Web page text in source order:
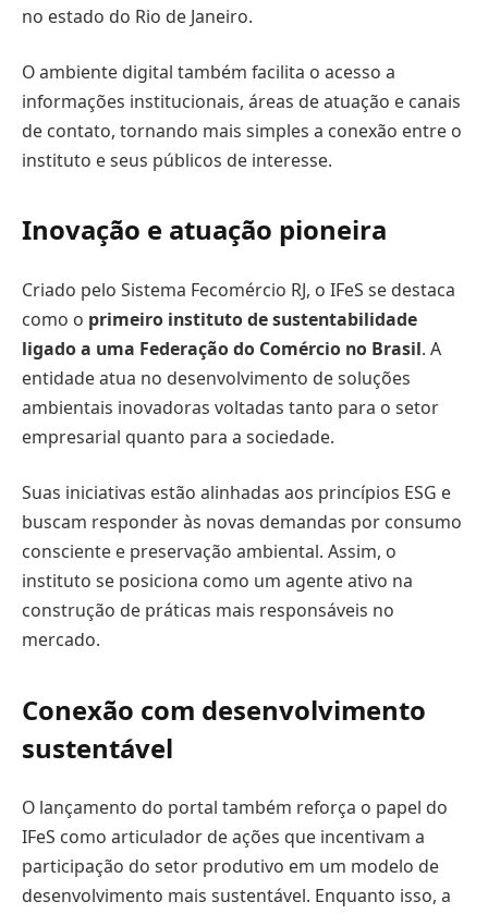
no estado do Rio de Janeiro.
O ambiente digital também facilita o acesso a
informações institucionais, áreas de atuação e canais
de contato, tornando mais simples a conexão entre o
instituto e seus públicos de interesse.
Inovação e atuação pioneira
Criado pelo Sistema Fecomércio RJ, o IFeS se destaca
como o primeiro instituto de sustentabilidade
ligado a uma Federação do Comércio no Brasil. A
entidade atua no desenvolvimento de soluções
ambientais inovadoras voltadas tanto para o setor
empresarial quanto para a sociedade.
Suas iniciativas estão alinhadas aos princípios ESG e
buscam responder às novas demandas por consumo
consciente e preservação ambiental. Assim, o
instituto se posiciona como um agente ativo na
construção de práticas mais responsáveis no
mercado.
Conexão com desenvolvimento
sustentável
O lançamento do portal também reforça o papel do
IFeS como articulador de ações que incentivam a
participação do setor produtivo em um modelo de
desenvolvimento mais sustentável. Enquanto isso, a